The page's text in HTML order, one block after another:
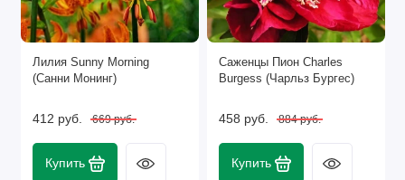
Лилия Sunny Morning
(Санни Монинг)
412 руб. 669 руб.
Купить
Саженцы Пион Charles
Burgess (Чарльз Бургес)
458 руб. 884 руб.
Купить